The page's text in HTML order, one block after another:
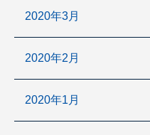
2020年3月
2020年2月
2020年1月